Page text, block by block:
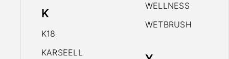
K
K18
KARSEELL
WELLNESS
WETBRUSH